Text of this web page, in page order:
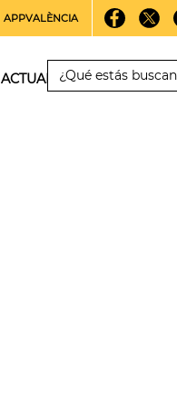
APPVALÈNCIA
ACTUALIDAD